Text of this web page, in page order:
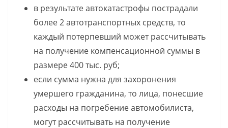
в результате автокатастрофы пострадали
более 2 автотранспортных средств, то
каждый потерпевший может рассчитывать
на получение компенсационной суммы в
размере 400 тыс. руб;
если сумма нужна для захоронения
умершего гражданина, то лица, понесшие
расходы на погребение автомобилиста,
могут рассчитывать на получение